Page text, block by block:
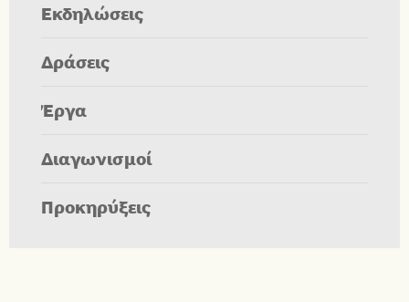
Εκδηλώσεις
Δράσεις
Έργα
Διαγωνισμοί
Προκηρύξεις